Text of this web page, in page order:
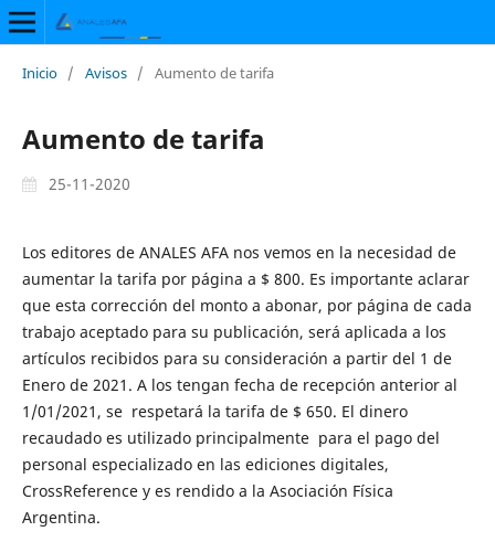
Inicio / Avisos / Aumento de tarifa
Aumento de tarifa
25-11-2020
Los editores de ANALES AFA nos vemos en la necesidad de
aumentar la tarifa por página a $ 800. Es importante aclarar
que esta corrección del monto a abonar, por página de cada
trabajo aceptado para su publicación, será aplicada a los
artículos recibidos para su consideración a partir del 1 de
Enero de 2021. A los tengan fecha de recepción anterior al
1/01/2021, se respetará la tarifa de $ 650. El dinero
recaudado es utilizado principalmente para el pago del
personal especializado en las ediciones digitales,
CrossReference y es rendido a la Asociación Física
Argentina.